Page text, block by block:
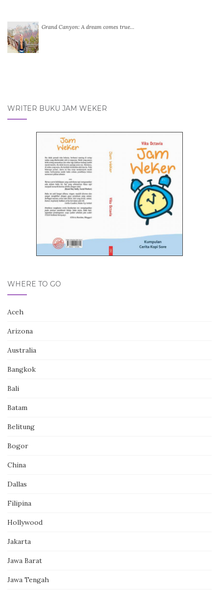
Grand Canyon: A dream comes true…
WRITER BUKU JAM WEKER
WHERE TO GO
Aceh
Arizona
Australia
Bangkok
Bali
Batam
Belitung
Bogor
China
Dallas
Filipina
Hollywood
Jakarta
Jawa Barat
Jawa Tengah